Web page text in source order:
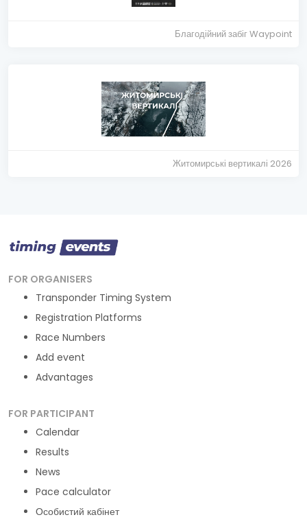
Благодійний забіг Waypoint
Житомирські вертикалі 2026
FOR ORGANISERS
Transponder Timing System
Registration Platforms
Race Numbers
Add event
Advantages
FOR PARTICIPANT
Calendar
Results
News
Pace calculator
Особистий кабінет